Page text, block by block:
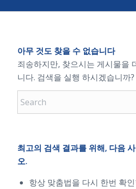
아무 것도 찾을 수 없습니다
죄송하지만, 찾으시는 게시물을
니다. 검색을 실행 하시겠습니까?
최고의 검색 결과를 위해, 다음
오.
항상 맞춤법을 다시 한번 확